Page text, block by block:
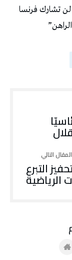
لن تشارك ‌فرنسا
التبرع
الرياضية